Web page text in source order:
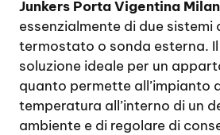
Junkers Porta Vigentina
essenzialmente di due
termostato o sonda esterna.
soluzione ideale per un
quanto permette all’impianto
temperatura all’interno di un
ambiente e di regolare di